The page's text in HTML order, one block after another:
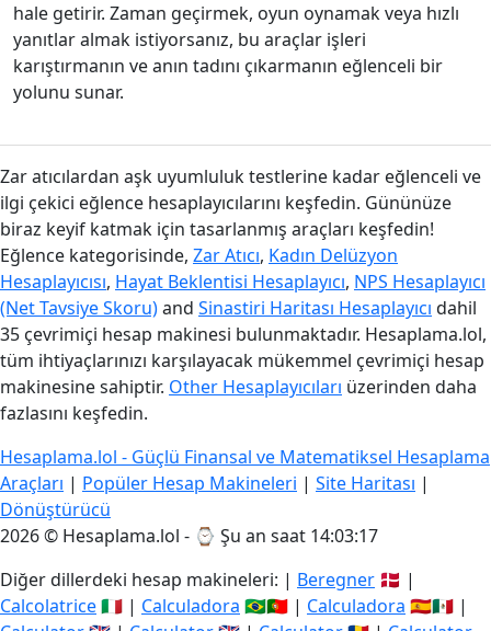
hale getirir. Zaman geçirmek, oyun oynamak veya hızlı
yanıtlar almak istiyorsanız, bu araçlar işleri
karıştırmanın ve anın tadını çıkarmanın eğlenceli bir
yolunu sunar.
Zar atıcılardan aşk uyumluluk testlerine kadar eğlenceli ve
ilgi çekici eğlence hesaplayıcılarını keşfedin. Gününüze
biraz keyif katmak için tasarlanmış araçları keşfedin!
Eğlence kategorisinde, Zar Atıcı, Kadın Delüzyon
Hesaplayıcısı, Hayat Beklentisi Hesaplayıcı, NPS Hesaplayıcı
(Net Tavsiye Skoru)and Sinastiri Haritası Hesaplayıcı dahil
35 çevrimiçi hesap makinesi bulunmaktadır. Hesaplama.lol,
tüm ihtiyaçlarınızı karşılayacak mükemmel çevrimiçi hesap
makinesine sahiptir. Other Hesaplayıcıları üzerinden daha
fazlasını keşfedin.
Hesaplama.lol - Güçlü Finansal ve Matematiksel Hesaplama
Araçları | Popüler Hesap Makineleri | Site Haritası |
Dönüştürücü
2026 © Hesaplama.lol - ⌚ Şu an saat 14:03:17
Diğer dillerdeki hesap makineleri: | Beregner 🇩🇰 |
Calcolatrice🇮🇹 | Calculadora 🇧🇷🇵🇹 | Calculadora 🇪🇸🇲🇽 |